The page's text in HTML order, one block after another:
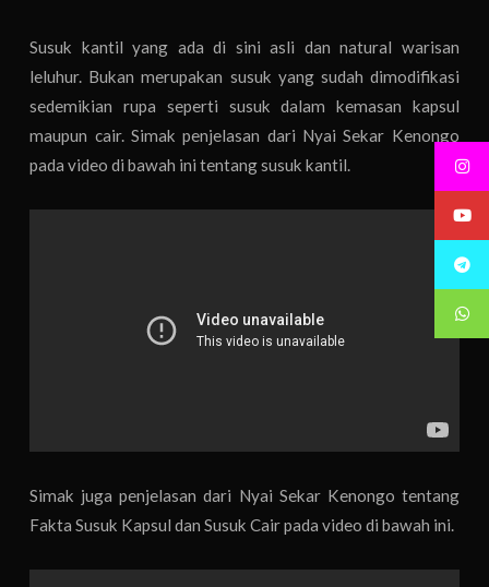
Susuk kantil yang ada di sini asli dan natural warisan
leluhur. Bukan merupakan susuk yang sudah dimodifikasi
sedemikian rupa seperti susuk dalam kemasan kapsul
maupun cair. Simak penjelasan dari Nyai Sekar Kenongo
pada video di bawah ini tentang susuk kantil.
Simak juga penjelasan dari Nyai Sekar Kenongo tentang
Fakta Susuk Kapsul dan Susuk Cair pada video di bawah ini.